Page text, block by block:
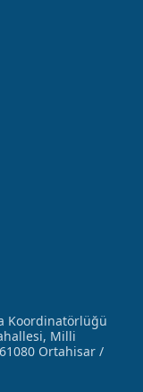
Koordinatörlüğü
Milli
Ortahisar /